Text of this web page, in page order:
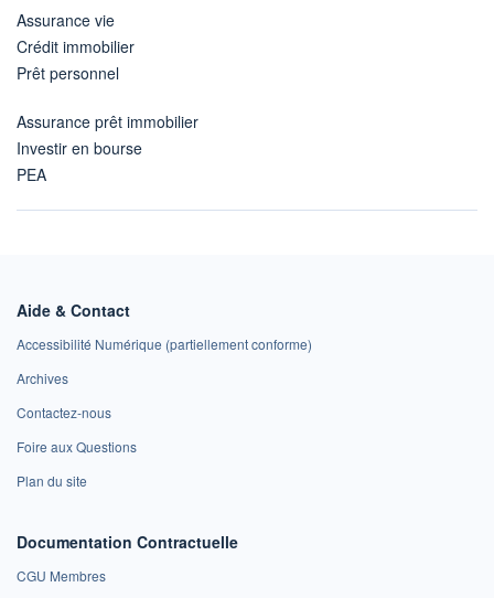
Assurance vie
Crédit immobilier
Prêt personnel
Assurance prêt immobilier
Investir en bourse
PEA
Aide & Contact
Accessibilité Numérique (partiellement conforme)
Archives
Contactez-nous
Foire aux Questions
Plan du site
Documentation Contractuelle
CGU Membres